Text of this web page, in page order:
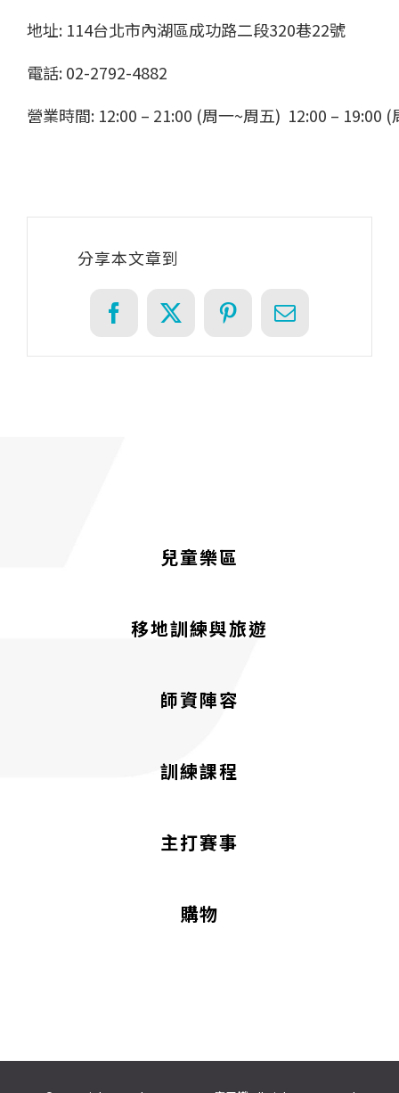
地址: 114台北市內湖區成功路二段320巷22號
電話: 02-2792-4882
營業時間: 12:00 – 21:00 (周一~周五) 12:00 – 19:00 (
分享本文章到
Facebook
X PinterestEmail
兒童樂區
移地訓練與旅遊
師資陣容
訓練課程
主打賽事
購物